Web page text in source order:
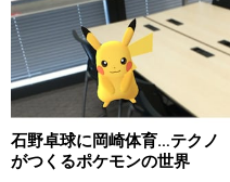
石野卓球に岡崎体育…テクノ
がつくるポケモンの世界